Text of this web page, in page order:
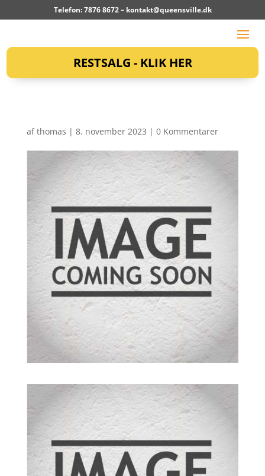
Telefon: 7876 8672 – kontakt@queensville.dk
RESTSALG - KLIK HER
afthomas | 8. november 2023 | 0 Kommentarer